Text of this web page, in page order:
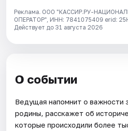
Реклама. ООО "КАССИР.РУ-
ОПЕРАТОР", ИНН: 7841075409 erid:
Действует до 31 августа 2026
О событии
Ведущая напомнит о важности
родины, расскажет об
которые происходили более